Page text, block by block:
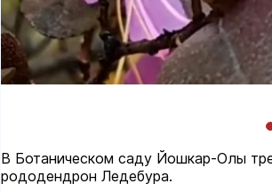
В Ботаническом саду Йошкар-Олы
рододендрон Ледебура.